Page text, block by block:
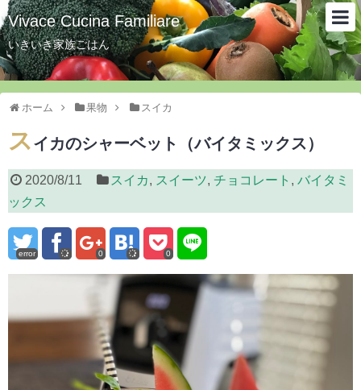
Vivace Cucina Familiare
いきいき家族ごはん
ホーム 果物 スイカ
スイカのシャーベット（バイタミックス）
2020/8/11 スイカ, スイーツ,チョコレート ,バイタミ
ックス
error 0 0